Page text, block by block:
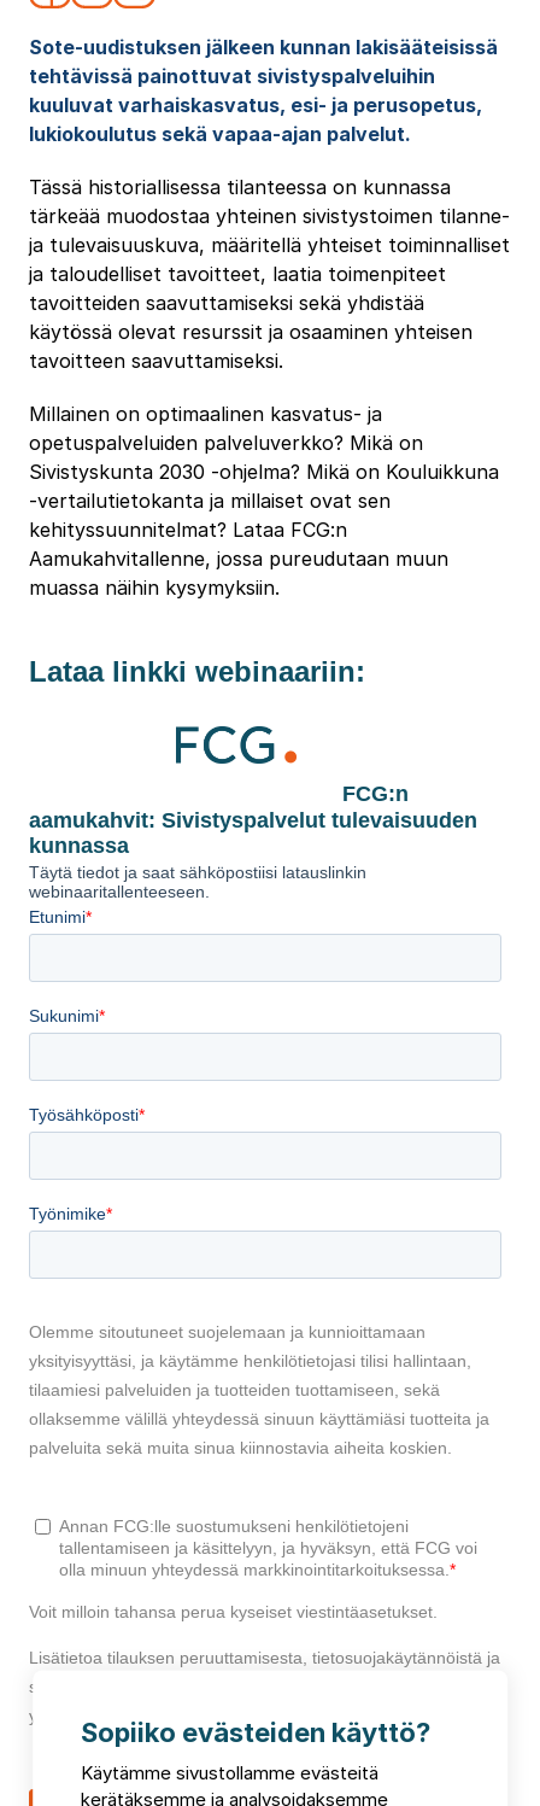
Sote-uudistuksen jälkeen kunnan lakisääteisissä
tehtävissä painottuvat sivistyspalveluihin
kuuluvat varhaiskasvatus, esi- ja perusopetus,
lukiokoulutus sekä vapaa-ajan palvelut.
Tässä historiallisessa tilanteessa on kunnassa
tärkeää muodostaa yhteinen sivistystoimen tilanne-
ja tulevaisuuskuva, määritellä yhteiset toiminnalliset
ja taloudelliset tavoitteet, laatia toimenpiteet
tavoitteiden saavuttamiseksi sekä yhdistää
käytössä olevat resurssit ja osaaminen yhteisen
tavoitteen saavuttamiseksi.
Millainen on optimaalinen kasvatus- ja
opetuspalveluiden palveluverkko? Mikä on
Sivistyskunta 2030 -ohjelma? Mikä on Kouluikkuna
-vertailutietokanta ja millaiset ovat sen
kehityssuunnitelmat? Lataa FCG:n
Aamukahvitallenne, jossa pureudutaan muun
muassa näihin kysymyksiin.
Sopiiko evästeiden käyttö?
Käytämme sivustollamme evästeitä
kerätäksemme ja analysoidaksemme